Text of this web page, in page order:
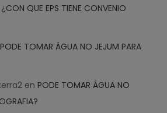
¿CON QUE EPS TIENE CONVENIO
PODE TOMAR ÁGUA NO JEJUM PARA
enPODE TOMAR ÁGUA NO